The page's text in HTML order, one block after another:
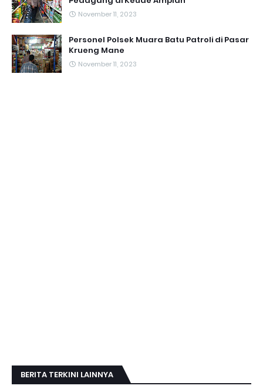
November 11, 2023
Personel Polsek Muara Batu Patroli di Pasar
Krueng Mane
November 11, 2023
BERITA TERKINI LAINNYA